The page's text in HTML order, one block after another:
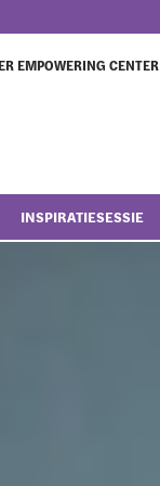
EMPOWERING CENTER
INSPIRATIESESSIE